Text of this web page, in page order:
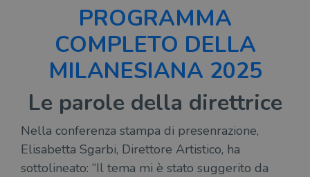
PROGRAMMA
COMPLETO DELLA
MILANESIANA 2025
Le parole della direttrice
Nella conferenza stampa di presenrazione,
Elisabetta Sgarbi, Direttore Artistico, ha
sottolineato: “Il tema mi è stato suggerito da